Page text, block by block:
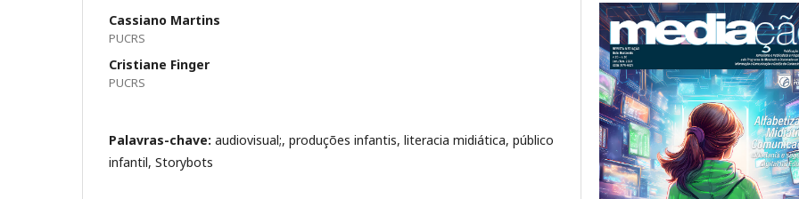
Cassiano Martins
PUCRS
Cristiane Finger
PUCRS
Palavras-chave: audiovisual;, produções infantis, literacia midiática, público
infantil, Storybots